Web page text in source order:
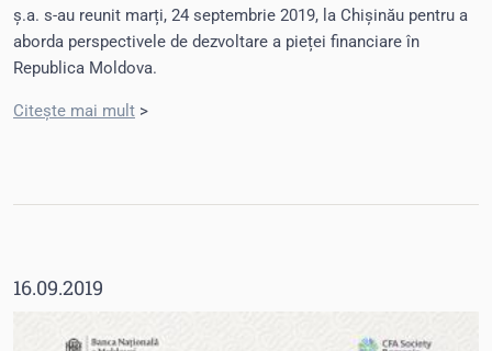
ș.a. s-au reunit marți, 24 septembrie 2019, la Chișinău pentru a
aborda perspectivele de dezvoltare a pieței financiare în
Republica Moldova.
Citește mai mult >
16.09.2019